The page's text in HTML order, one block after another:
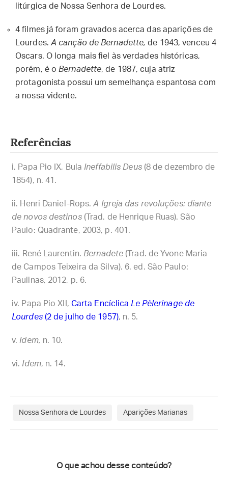
litúrgica de Nossa Senhora de Lourdes.
4 filmes já foram gravados acerca das aparições de
Lourdes. A canção de Bernadette, de 1943, venceu 4
Oscars. O longa mais fiel às verdades históricas,
porém, é o Bernadette, de 1987, cuja atriz
protagonista possui um semelhança espantosa com
a nossa vidente.
Referências
Papa Pio IX, Bula Ineffabilis Deus(8 de dezembro de
1854), n. 41.
Henri Daniel-Rops.A Igreja das revoluções: diante
de novos destinos(Trad. de Henrique Ruas). São
Paulo: Quadrante, 2003, p. 401.
René Laurentin. Bernadete (Trad. de Yvone Maria
de Campos Teixeira da Silva). 6. ed. São Paulo:
Paulinas, 2012, p. 6.
Papa Pio XII, Carta Encíclica Le Pèlerinage de
Lourdes(2 de julho de 1957), n. 5.
Idem, n. 10.
Idem, n. 14.
Nossa Senhora de Lourdes Aparições Marianas
O que achou desse conteúdo?